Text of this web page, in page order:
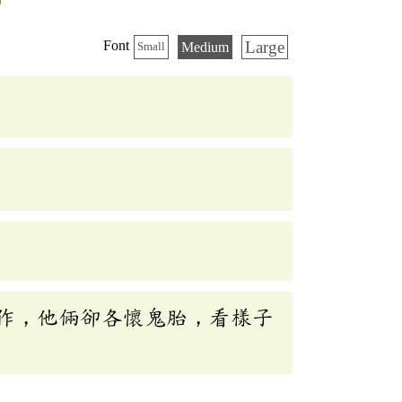
Font Small Medium Large
，他倆卻各懷鬼胎，看樣子